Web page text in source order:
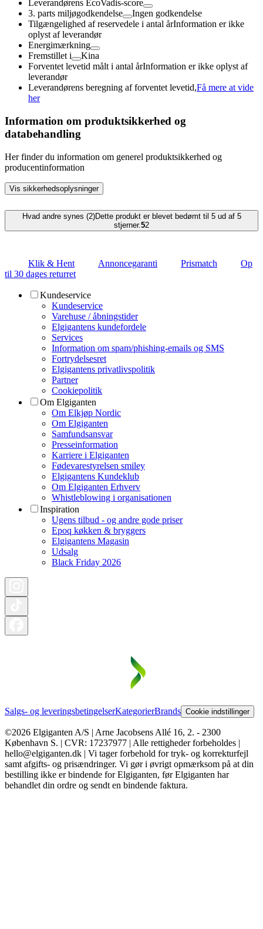
Leverandørens EcoVadis-score
3. parts miljøgodkendelse
Ingen godkendelse
Tilgængelighed af reservedele i antal årInformation er ikke
oplyst af leverandør
Energimærkning
Fremstillet i
Kina
Forventet levetid målt i antal årInformation er ikke oplyst af
leverandør
Leverandørens beregning af forventet levetid,Få mere at vide
her
Information om produktsikkerhed og
databehandling
Her finder du information om generel produktsikkerhed og
producentinformation
Vis sikkerhedsoplysninger
Hvad andre synes (2)Dette produkt er blevet bedømt til 5 ud af 5
stjerner.52
Klik & Hent Annoncegaranti Prismatch
Op
til 30 dages returret
Kundeservice
Kundeservice
Varehuse / åbningstider
Elgigantens kundefordele
Services
Information om spam/phishing-emails og SMS
Fortrydelsesret
Elgigantens privatlivspolitik
Partner
Cookiepolitik
Om Elgiganten
Om Elkjøp Nordic
Om Elgiganten
Samfundsansvar
Presseinformation
Karriere i Elgiganten
Fødevarestyrelsen smiley
Elgigantens Kundeklub
Om Elgiganten Erhverv
Whistleblowing i organisationen
Inspiration
Ugens tilbud - og andre gode priser
Epoq køkken & bryggers
Elgigantens Magasin
Udsalg
Black Friday 2026
Salgs- og leveringsbetingelserKategorierBrands Cookie indstillinger
©2026 Elgiganten A/S | Arne Jacobsens Allé 16, 2. - 2300
København S. | CVR: 17237977 | Alle rettigheder forbeholdes |
hello@elgiganten.dk | Vi tager forbehold for tryk- og korrekturfejl
samt afgifts- og prisændringer. Vi gør i øvrigt opmærksom på at din
bestilling ikke er bindende for Elgiganten, før Elgiganten har
behandlet din ordre og sendt en bindende faktura.